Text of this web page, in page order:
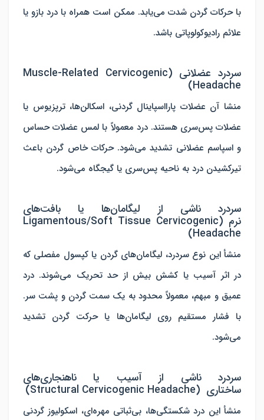
با حرکات گردن شدت می‌یابد. ممکن است همراه با درد بازو یا
علائم رادیوکولوپاتی باشد.
سردرد عضلانی (Muscle-Related Cervicogenic
Headache)
منشا آن عضلات پارااسپاینال گردنی، اسکالن‌ها، ترپزیوس یا
عضلات پس‌سری هستند. درد معمولاً با لمس عضلات حساس
و اسپاسم عضلانی تشدید می‌شود. حرکات خاص گردن باعث
تیرکشیدن درد به ناحیه پس‌سری یا گیجگاه می‌شود.
سردرد ناشی از لیگامان‌ها یا بافت‌های
نرم (Ligamentous/Soft Tissue Cervicogenic
Headache)
منشأ این نوع سردرد، لیگامان‌های گردن یا کپسول مفصلی که
در اثر آسیب یا کشش بیش از حد تحریک می‌شوند. درد
عمیق و مبهم، معمولاً محدود به یک سمت گردن و پشت سر.
با فشار مستقیم روی لیگامان‌ها یا حرکت گردن تشدید
می‌شود.
سردرد ناشی از آسیب یا ناهنجاری‌های
ساختاری (Structural Cervicogenic Headache)
منشأاین درد شکستگی‌ها، بی‌ثباتی مهره‌ای، اسکولیوز گردنی